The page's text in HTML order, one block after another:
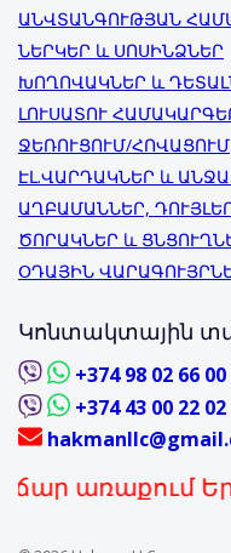
ԱՆՎՏԱՆԳՈՒԹՅԱՆ
ՆԵՐԿԵՐ և ՍՈՍԻՆՁՆԵՐ
ԽՈՂՈՎԱԿՆԵՐ և
ԼՈՒՍԱՏՈՒ
ՋԵՌՈՒՑՈՒՄ/ՀՈՎԱՑՈՒՄ
ԷԼ.ՎԱՐԴԱԿՆԵՐ և
ԱՂԲԱՄԱՆՆԵՐ,
ԾՈՐԱԿՆԵՐ և
ՕԴԱՅԻՆ
Կոնտակտային
+374 98 02 66 00
+374 43 00 22 02
Երևան